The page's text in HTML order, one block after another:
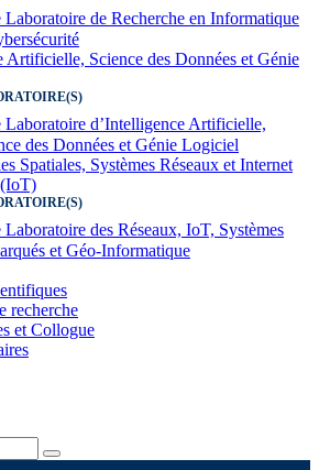
Laboratoire de Recherche en Informatique
Artificielle, Science des Données et Génie
Laboratoire d’Intelligence Artificielle,
des Données et Génie Logiciel
Spatiales, Systèmes Réseaux et Internet
Laboratoire des Réseaux, IoT, Systèmes
et Géo-Informatique
recherche
et Collogue